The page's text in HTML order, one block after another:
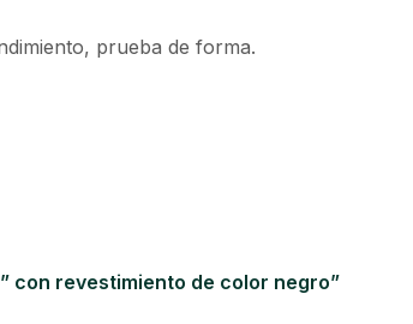
prueba de forma.
con revestimiento de color negro”